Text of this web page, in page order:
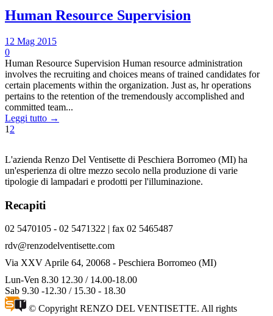
Human Resource Supervision
12 Mag 2015
0
Human Resource Supervision Human resource administration
involves the recruiting and choices means of trained candidates for
certain placements within the organization. Just as, hr operations
pertains to the retention of the tremendously accomplished and
committed team...
Leggi tutto →
1 2
L'azienda Renzo Del Ventisette di Peschiera Borromeo (MI) ha
un'esperienza di oltre mezzo secolo nella produzione di varie
tipologie di lampadari e prodotti per l'illuminazione.
Recapiti
02 5470105 - 02 5471322 | fax 02 5465487
rdv@renzodelventisette.com
Via XXV Aprile 64, 20068 - Peschiera Borromeo (MI)
Lun-Ven 8.30 12.30 / 14.00-18.00
Sab 9.30 -12.30 / 15.30 - 18.30
© Copyright RENZO DEL VENTISETTE. All rights